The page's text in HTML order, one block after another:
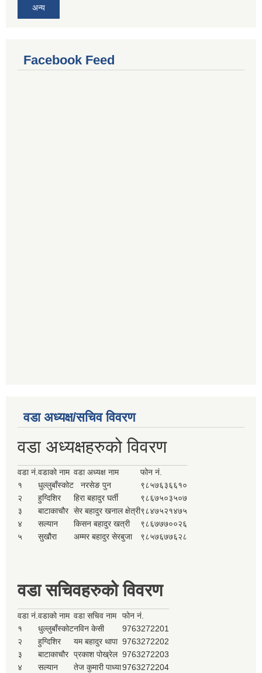
अन्य
Facebook Feed
वडा अध्यक्ष/सचिव विवरण
वडा अध्यक्षहरुको विवरण
वडा नं.वडाको नाम वडा अध्यक्ष नाम
फोन नं.
१
धुल्लुबाँस्कोट नरसेङ पुन
९८५७६३६६१०
२
हुग्दिशिर हिरा बहादुर घर्ती
९८६७५०३५०७
३
बाटाकाचौर सेर बहादुर खनाल क्षेत्री९८४७५२१४७५
४
सल्यान किसन बहादुर खत्री
९८६७७७००२६
५
सुखौरा अम्मर बहादुर सेरबुजा ९८५७६७७६२८
वडा सचिवहरुको विवरण
वडा नं.वडाको नाम वडा सचिव नाम
फोन नं.
१
धुल्लुबाँस्कोटनविन केसी
9763272201
२
हुग्दिशिर यम बहादुर थापा 9763272202
३
बाटाकाचौर प्रकाश पोख्रेल 9763272203
४
सल्यान तेज कुमारी पाध्या9763272204